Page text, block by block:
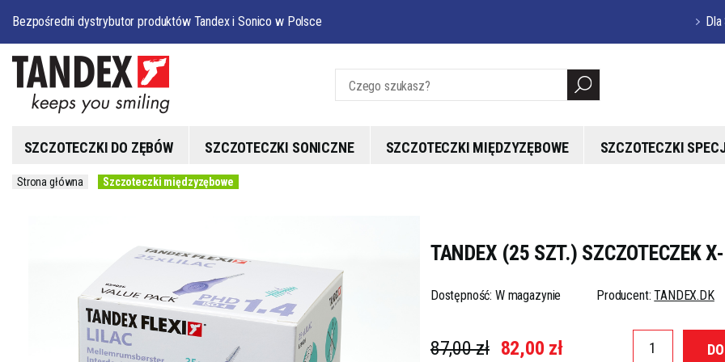
Bezpośredni dystrybutor produktów Tandex i Sonico w Polsce
SZCZOTECZKI DO ZĘBÓW SZCZOTECZKI SONICZNE SZCZOTECZKI MIĘDZYZĘBOWE SZCZOTECZKI
Strona główna Szczoteczki międzyzębowe
TANDEX (25 SZT.) SZCZOTECZEK
Dostępność: W magazynie Producent:TANDEX.DK
87,00 zł 82,00 zł